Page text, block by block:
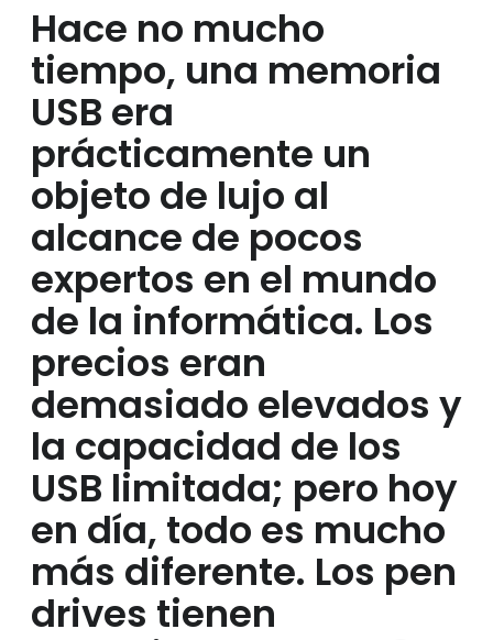
Hace no mucho
tiempo, una memoria
USB era
prácticamente un
objeto de lujo al
alcance de pocos
expertos en el mundo
de la informática. Los
precios eran
demasiado elevados y
la capacidad de los
USB limitada; pero hoy
en día, todo es mucho
más diferente. Los pen
drives tienen